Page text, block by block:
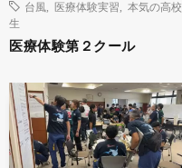
台風
医療体験実習
本気の高校
生
医療体験第２クール